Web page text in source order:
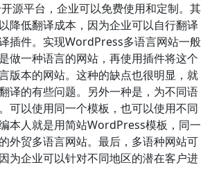
源平台，企业可以免费使用和定制。其
降低翻译成本，因为企业可以自行翻译
插件。实现WordPress多语言网站一般
做一种语言的网站，再使用插件将这个
版本的网站。这种的缺点也很明显，就
译的有些问题。另外一种是，为不同语
可以使用同一个模板，也可以使用不同
本人就是用简站WordPress模板，同一
外贸多语言网站。最后，多语种网站可
为企业可以针对不同地区的潜在客户进